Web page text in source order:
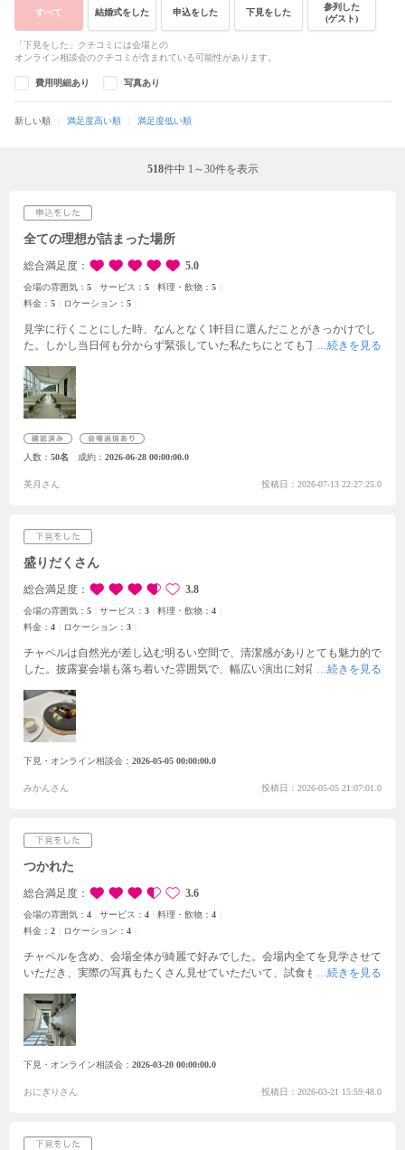
すべて 結婚式をした 申込をした 下見をした
参列した
(ゲスト)
「下見をした」クチコミには会場との
オンライン相談会のクチコミが含まれている可能性があります。
費用明細あり 写真あり
新しい順 満足度高い順 満足度低い順
518件中 1～30件を表示
全ての理想が詰まった場所
総合満足度 5.0
会場の雰囲気： 5 サービス： 5 料理・飲物： 5
料金： 5 ロケーション： 5
見学に行くことにした時、なんとなく1軒目に選んだことがきっかけでし
た。しかし当日何も分からず緊張していた私たちにとても丁寧に1つ1つ説
した。またチャペルはガラス張りで綺麗な光が差し込んでいました。どの
階にもガーデンが設置され、緑が好きな私たちは一眼でこの会場にしよう
と感じさせられました。また費用に関してもとても心配していたのです
えてくださったため想像の何倍も出費を抑えられることになりました。全
ての理想が詰まった結婚式会場で挙げられることになってとても楽しみ
人数 50名 成約 2026-06-28 00:00:00.0
美月さん 投稿日：2026-07-13 22:27:25.0
盛りだくさん
総合満足度 3.8
会場の雰囲気： 5 サービス： 3 料理・飲物： 4
料金： 4 ロケーション： 3
チャペルは自然光が差し込む明るい空間で、清潔感がありとても魅力的で
した。披露宴会場も落ち着いた雰囲気で、幅広い演出に対応できそうだと
演出としてとても素敵だと思います。階段上から見る披露宴会場はとても
素敵でした。試食ではメインディッシュとスープをいただき、料理のクオ
リティやサービスの丁寧さをしっかり感じることができました。スタッフ
ました。全体的にバランスが良く、ゲストにも満足してもらえそうな会場
だと感じました。設備面も整っており、幅広いニーズに応えられる点も魅
下見・オンライン相談会 2026-05-05 00:00:00.0
みかんさん 投稿日：2026-05-05 21:07:01.0
つかれた
総合満足度 3.6
会場の雰囲気： 4 サービス： 4 料理・飲物： 4
料金： 2 ロケーション： 4
チャペルを含め、会場全体が綺麗で好みでした。 会場内全てを見学させて
いただき、実際の写真もたくさん見せていただいて、試食もあり、ヒルサ
をしてくださったプランナーさんも気さくで話しやすく、一緒に楽しい結
婚式を作ってくれそうだなとワクワクしました。
が思っているよりも高くて、とても迷うポイントです。希望月よりも早い
が、結局お断りをしました。式を挙げたい時期は予めお伝えして、その理
由もお答えしたつもりだったのですが、お得になると進めてくださる際に
下見・オンライン相談会 2026-03-20 00:00:00.0
おにぎりさん 投稿日：2026-03-21 15:59:48.0